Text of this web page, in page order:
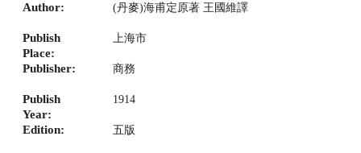
Author: (丹麥)海甫定原著 王國維譯
Publish
Place:
上海市
Publisher: 商務
Publish
Year:
1914
Edition: 五版